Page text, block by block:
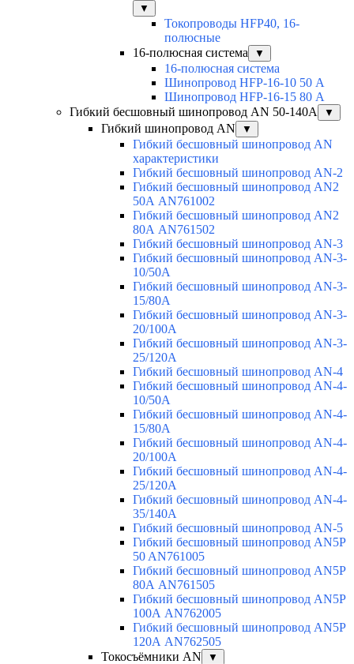
▼
Токопроводы HFP40, 16-
полюсные
16-полюсная система
▼
16-полюсная система
Шинопровод HFP-16-10 50 А
Шинопровод HFP-16-15 80 А
Гибкий бесшовный шинопровод AN 50-140А
▼
Гибкий шинопровод AN ▼
Гибкий бесшовный шинопровод AN
характеристики
Гибкий бесшовный шинопровод AN-2
Гибкий бесшовный шинопровод AN2
50А AN761002
Гибкий бесшовный шинопровод AN2
80А AN761502
Гибкий бесшовный шинопровод AN-3
Гибкий бесшовный шинопровод AN-3-
10/50A
Гибкий бесшовный шинопровод AN-3-
15/80A
Гибкий бесшовный шинопровод AN-3-
20/100A
Гибкий бесшовный шинопровод AN-3-
25/120A
Гибкий бесшовный шинопровод AN-4
Гибкий бесшовный шинопровод AN-4-
10/50A
Гибкий бесшовный шинопровод AN-4-
15/80A
Гибкий бесшовный шинопровод AN-4-
20/100A
Гибкий бесшовный шинопровод AN-4-
25/120A
Гибкий бесшовный шинопровод AN-4-
35/140A
Гибкий бесшовный шинопровод AN-5
Гибкий бесшовный шинопровод AN5P
50 AN761005
Гибкий бесшовный шинопровод AN5P
80А AN761505
Гибкий бесшовный шинопровод AN5P
100А AN762005
Гибкий бесшовный шинопровод AN5P
120А AN762505
Токосъёмники AN
▼